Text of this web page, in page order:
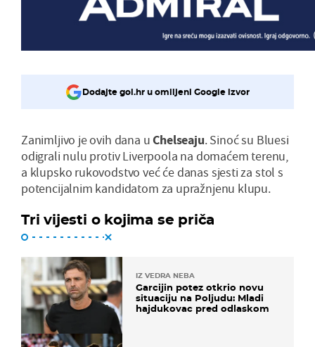
Dodajte gol.hr u omiljeni Google izvor
Zanimljivo je ovih dana uChelseaju. Sinoć su Bluesi
odigrali nulu protiv Liverpoola na domaćem terenu,
a klupsko rukovodstvo već će danas sjesti za stol s
potencijalnim kandidatom za upražnjenu klupu.
Tri vijesti o kojima se priča
IZ VEDRA NEBA
Garcijin potez otkrio novu
situaciju na Poljudu: Mladi
hajdukovac pred odlaskom